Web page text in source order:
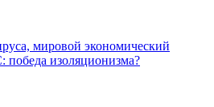
мировой экономический
изоляционизма?